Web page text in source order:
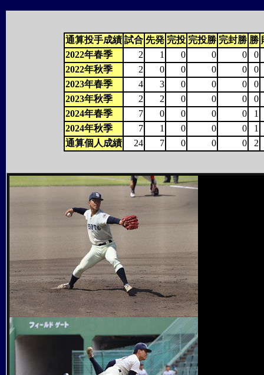
通算投手成績 試合 先発 完投 完投勝 完封勝 勝
2022年春季
2 1 0 0 0
0
2022年秋季
2 0 0 0 0
0
2023年春季
4 3 0 0 0
0
2023年秋季
2 2 0 0 0
0
2024年春季
7 0 0 0 0
1
2024年秋季
7 1 0 0 0
1
通算個人成績
24 7 0 0 0 2